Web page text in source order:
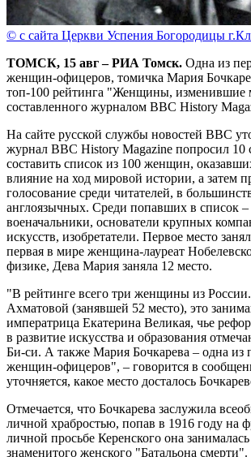
© с сайта Церкви Успения Богородицы
ТОМСК, 15 авг – РИА Томск. Одна из
женщин-офицеров, томичка Мария
топ-100 рейтинга "Женщины, изменившие
составленного журналом BBC History
На сайте русской службы новостей ВВС
журнал BBC History Magazine попросил 10
составить список из 100 женщин,
влияние на ход мировой истории, а затем
голосование среди читателей, в
англоязычных. Среди попавших в список
военачальники, основатели крупных
искусств, изобретатели. Первое место
первая в мире женщина-лауреат
физике, Дева Мария заняла 12 место.
"В рейтинге всего три женщины из
Ахматовой (занявшей 52 место), это
императрица Екатерина Великая, чье
в развитие искусства и образования
Би-си. А также Мария Бочкарева – одна из
женщин-офицеров", – говорится в
уточняется, какое место досталось
Отмечается, что Бочкарева заслужила
личной храбростью, попав в 1916 году на
личной просьбе Керенского она
знаменитого женского "Батальона